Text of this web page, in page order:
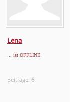
Lena
... ist OFFLINE
Beiträge:6